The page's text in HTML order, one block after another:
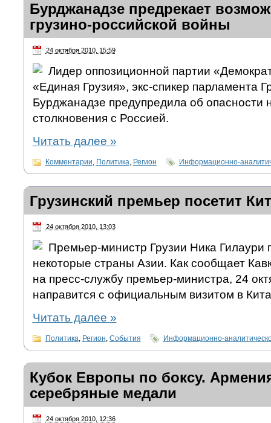
Бурджанадзе предрекает
грузино-российской войны
24 октября 2010, 15:59
Лидер оппозиционной партии
«Единая Грузия», экс-спикер парламента
Бурджанадзе предупредила об опасности
столкновения с Россией.
Читать далее »
Комментарии, Политика, Регион Информационно-
Грузинский премьер посетит
24 октября 2010, 13:03
Премьер-министр Грузии Ника Гилаури
некоторые страны Азии. Как сообщает
на пресс-службу премьер-министра, 24
направится с официальным визитом в
Читать далее »
Политика Регион События Информационно-
Кубок Европы по боксу.
серебряные медали
24 октября 2010, 12:36